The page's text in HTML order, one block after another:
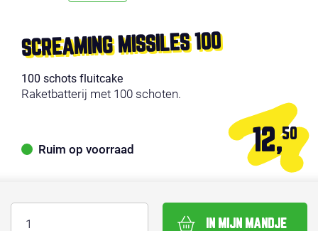
SCREAMING MISSILES 100
100 schots fluitcake
Raketbatterij met 100 schoten.
Ruim op voorraad 12,50
IN MIJN MANDJE